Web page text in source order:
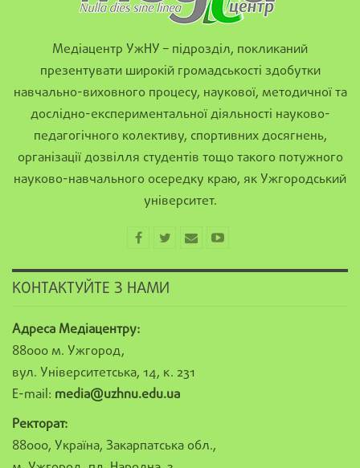
Медіацентр УжНУ – підрозділ, покликаний
презентувати широкій громадськості здобутки
навчально-виховного процесу, наукової, методичної та
дослідно-експериментальної діяльності науково-
педагогічного колективу, спортивних досягнень,
організації дозвілля студентів тощо такого потужного
науково-навчального осередку краю, як Ужгородський
університет.
КОНТАКТУЙТЕ З НАМИ
Адреса Медіацентру:
88000 м. Ужгород,
вул. Університетська, 14, к. 231
E-mail: media@uzhnu.edu.ua
Ректорат:
88000, Україна, Закарпатська обл.,